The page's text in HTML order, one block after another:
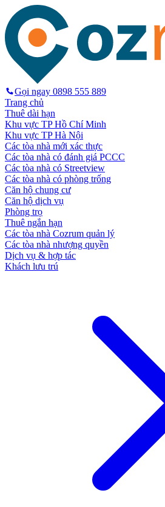
Gọi ngay 0898 555 889
Trang chủ
Thuê dài hạn
Khu vực TP Hồ Chí Minh
Khu vực TP Hà Nội
Các tòa nhà mới xác thực
Các tòa nhà có đánh giá PCCC
Các tòa nhà có Streetview
Các tòa nhà có phòng trống
Căn hộ chung cư
Căn hộ dịch vụ
Phòng trọ
Thuê ngắn hạn
Các tòa nhà Cozrum quản lý
Các tòa nhà nhượng quyền
Dịch vụ & hợp tác
Khách lưu trú